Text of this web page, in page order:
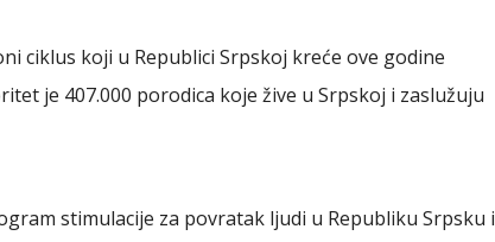
ciklus koji u Republici Srpskoj kreće ove godine
je 407.000 porodica koje žive u Srpskoj i zaslužuju
stimulacije za povratak ljudi u Republiku Srpsku i